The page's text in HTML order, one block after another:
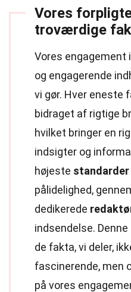
Vores
troværdige
Vores
og engagerende
vi gør. Hver eneste
bidraget af rigtige
hvilket bringer en
indsigter og
højeste standarder
pålidelighed,
dedikerede
indsendelse.
de fakta, vi deler,
fascinerende, men
på vores